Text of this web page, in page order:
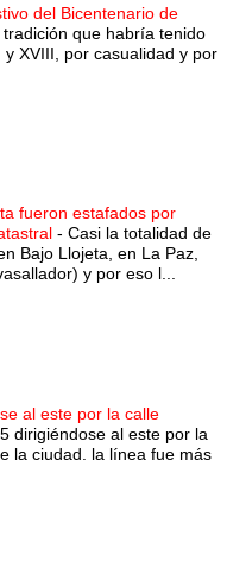
del Bicentenario de
que habría tenido
XVIII, por casualidad y por
fueron estafados por
- Casi la totalidad de
Bajo Llojeta, en La Paz,
y por eso l...
al este por la calle
dirigiéndose al este por la
la ciudad. la línea fue más